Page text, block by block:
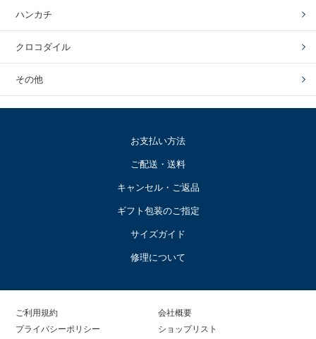
ハンカチ
クロコダイル
その他
お支払い方法
ご配送・送料
キャンセル・ご返品
ギフト包装のご指定
サイズガイド
修理について
ご利用規約
プライバシーポリシー
会社概要
ショップリスト